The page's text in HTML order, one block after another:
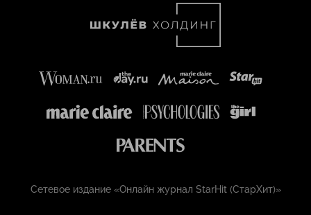
Сетевое издание «Онлайн журнал StarHit (СтарХит)»